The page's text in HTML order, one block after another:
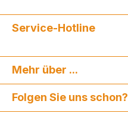
Service-Hotline
Mehr über ...
Folgen Sie uns schon?